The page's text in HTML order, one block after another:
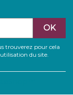
trouverez pour cela
du site.